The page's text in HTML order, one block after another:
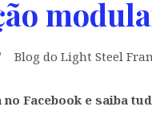
Blog do Light Steel
no Facebook e saiba